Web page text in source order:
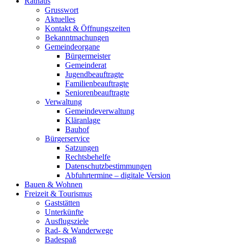
Grusswort
Aktuelles
Kontakt & Öffnungszeiten
Bekanntmachungen
Gemeindeorgane
Bürgermeister
Gemeinderat
Jugendbeauftragte
Familienbeauftragte
Seniorenbeauftragte
Verwaltung
Gemeindeverwaltung
Kläranlage
Bauhof
Bürgerservice
Satzungen
Rechtsbehelfe
Datenschutzbestimmungen
Abfuhrtermine – digitale Version
Bauen & Wohnen
Freizeit & Tourismus
Gaststätten
Unterkünfte
Ausflugsziele
Rad- & Wanderwege
Badespaß